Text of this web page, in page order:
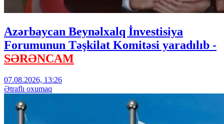
Azərbaycan Beynəlxalq İnvestisiya
Forumunun Təşkilat Komitəsi yaradılıb -
SƏRƏNCAM
07.08.2026, 13:26
Ətraflı oxumaq